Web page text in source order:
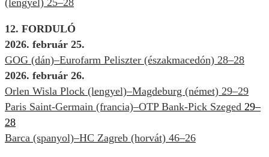
12. FORDULÓ
2026. február 25.
GOG (dán)–Eurofarm Peliszter (északmacedón) 28–28
2026. február 26.
Orlen Wisla Plock (lengyel)–Magdeburg (német) 29–29
Paris Saint-Germain (francia)–OTP Bank-Pick Szeged 29–
28
Barca (spanyol)–HC Zagreb (horvát) 46–26